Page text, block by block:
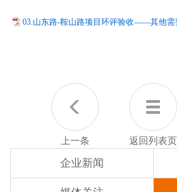
03.山东路-鞍山路项目环评验收——其他需
上一条 返回列表页
企业新闻